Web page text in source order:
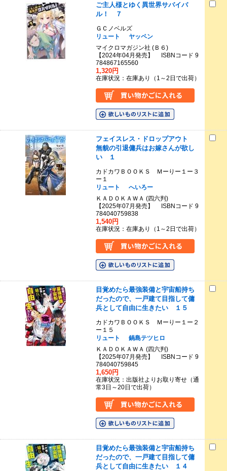
ご主人様とゆく異世界サバイバ
ル！ ７
ＧＣノベルズ
リュート
ヤッペン
マイクロマガジン社 (Ｂ６)
【2024年04月発売】 ISBNコード 9
784867165560
1,320円
在庫状況：在庫あり（1～2日で出荷）
フェイスレス・ドロップアウト
無貌の引退傭兵はお嫁さんが欲し
い １
カドカワＢＯＯＫＳ Ｍーりー１ー３
ー１
リュート
へいろー
ＫＡＤＯＫＡＷＡ (四六判)
【2025年07月発売】 ISBNコード 9
784040759838
1,540円
在庫状況：在庫あり（1～2日で出荷）
目覚めたら最強装備と宇宙船持ち
だったので、一戸建て目指して傭
兵として自由に生きたい １５
カドカワＢＯＯＫＳ Ｍーりー１ー２
ー１５
リュート
鍋島テツヒロ
ＫＡＤＯＫＡＷＡ (四六判)
【2025年07月発売】 ISBNコード 9
784040759845
1,650円
在庫状況：出版社よりお取り寄せ（通
常3日～20日で出荷）
目覚めたら最強装備と宇宙船持ち
だったので、一戸建て目指して傭
兵として自由に生きたい １４